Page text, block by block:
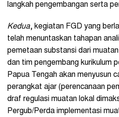
langkah pengembangan serta
Kedua, kegiatan FGD yang
telah menuntaskan tahapan
pemetaan substansi dari
dan tim pengembang kurikulum
Papua Tengah akan menyusun
perangkat ajar (perencanaan
draf regulasi muatan lokal
Pergub/Perda implementasi